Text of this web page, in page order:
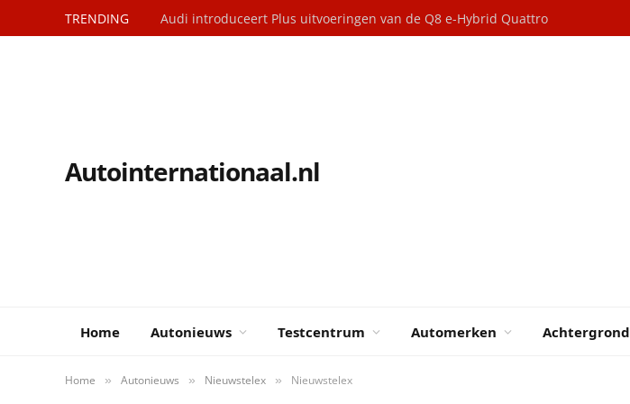
TRENDING Audi introduceert Plus uitvoeringen van de Q8 e-Hybrid Quattro
Autointernationaal.nl
Home Autonieuws Testcentrum Automerken Achtergrond
Home » Autonieuws » Nieuwstelex » Nieuwstelex